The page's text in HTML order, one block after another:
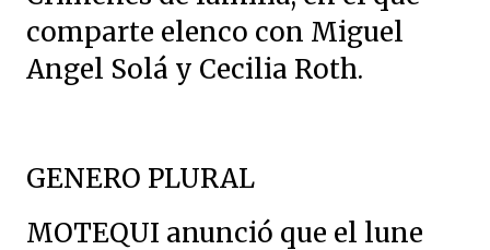
comparte elenco con Miguel
Angel Solá y Cecilia Roth.
GENERO PLURAL
MOTEQUI anunció que el lune